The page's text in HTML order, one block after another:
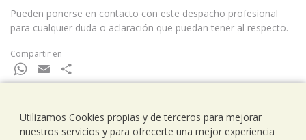
Pueden ponerse en contacto con este despacho profesional
para cualquier duda o aclaración que puedan tener al respecto.
Compartir en
WhatsApp
Email
Utilizamos Cookies propias y de terceros para mejorar
nuestros servicios y para ofrecerte una mejor experiencia